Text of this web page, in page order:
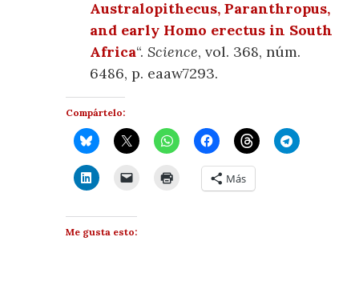
Australopithecus, Paranthropus,
and early Homo erectus in South
Africa“.Science, vol. 368, núm.
6486, p. eaaw7293.
Compártelo:
Más
Me gusta esto: